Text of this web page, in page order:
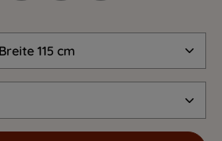
Gib den gewünschten